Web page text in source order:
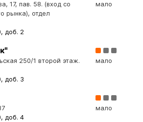
17, пав. 58. (вход со
рынка), отдел
доб. 2
мало
250/1 второй этаж.
доб. 3
мало
доб. 4
мало